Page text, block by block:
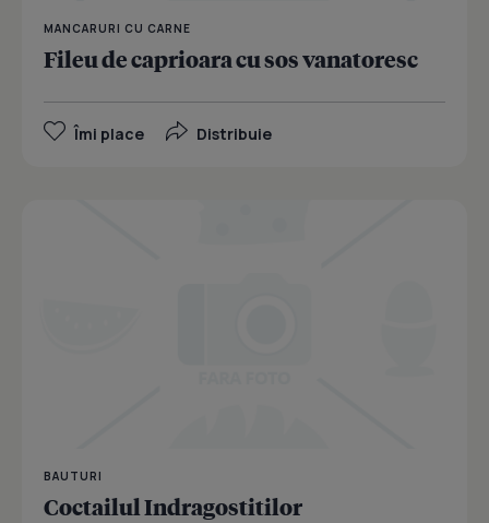
MANCARURI CU CARNE
Fileu de caprioara cu sos vanatoresc
Îmi place Distribuie
BAUTURI
Coctailul Indragostitilor